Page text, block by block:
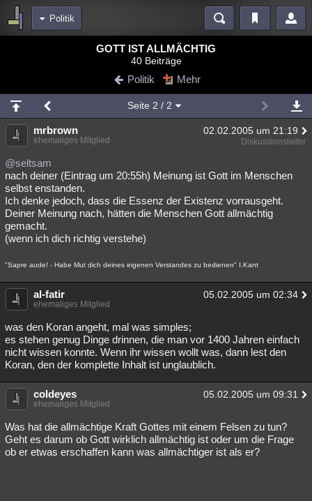
Politik
Blogs
Chat Wiki Neuigkeiten
meine Rubriken
Menschen Wissenschaft Mystery Kriminalfälle
Spiritualität
Natur Umfragen
weitere Rubriken
Philosophie
Musik Clash Verbesserungen Allmystery English
Übersichten
Besucht Teilgenommen Alle Neue
Lesenswert Schlüsselwörter
GOTT IST ALLMÄCHTIG
40 Beiträge
Politik Mehr
Seite 2 / 2
mrbrown 02.02.2005 um 21:19
ehemaliges Mitglied Diskussionsleiter
@seltsam
nach deiner (Eintrag um 20:55h) Meinung ist Gott im Menschen
selbst enstanden.
Ich denke jedoch, dass die Essenz der Existenz vorrausgeht.
Deiner Meinung nach, hätten die Menschen Gott allmächtig
gemacht.
(wenn ich dich richtig verstehe)
"Sapre aude! - Habe Mut dich deines eigenen Verstandes zu bedienen" I.Kant
al-fatir 05.02.2005 um 02:34
ehemaliges Mitglied
was den Koran angeht, mal was simples;
es stehen genug Dinge drinnen, die man vor 1400 Jahren einfach
nicht wissen konnte. Wenn ihr wissen wollt was, dann lest den
Koran, den der komplette Inhalt ist unglaublich.
coldeyes 05.02.2005 um 09:31
ehemaliges Mitglied
Was hat die allmächtige Kraft Gottes mit einem Felsen zu tun?
Geht es darum ob Gott wirklich allmächtig ist oder um die Frage
ob er etwas erschaffen kann was allmächtiger ist als er?